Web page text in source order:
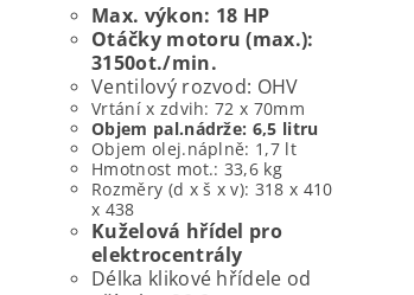
Max. výkon: 18 HP
Otáčky motoru (max.):
3150ot./min.
Ventilový rozvod: OHV
Vrtání x zdvih: 72 x 70mm
Objem pal.nádrže: 6,5 litru
Objem olej.náplně: 1,7 lt
Hmotnost mot.: 33,6 kg
Rozměry (d x š x v): 318 x 410
x 438
Kuželová hřídel pro
elektrocentrály
Délka klikové hřídele od